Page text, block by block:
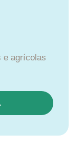
e agrícolas